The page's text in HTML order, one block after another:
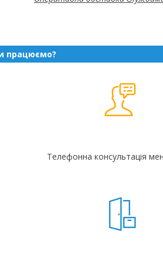
працюємо?
Телефонна консультація